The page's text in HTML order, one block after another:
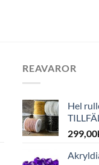
REAVAROR
Hel
299,00